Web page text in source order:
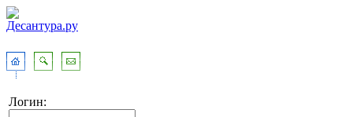
Логин: